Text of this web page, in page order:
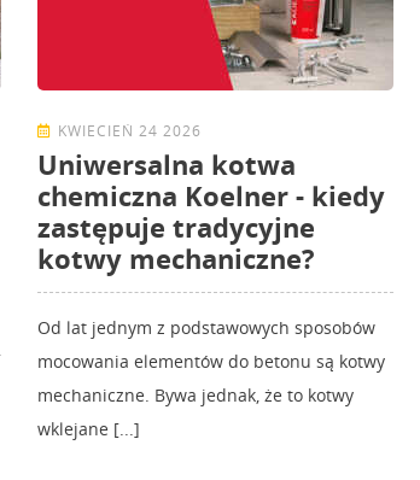
KWIECIEŃ 24 2026
Uniwersalna kotwa
chemiczna Koelner - kiedy
zastępuje tradycyjne
kotwy mechaniczne?
Od lat jednym z podstawowych sposobów
mocowania elementów do betonu są kotwy
mechaniczne. Bywa jednak, że to kotwy
wklejane [...]